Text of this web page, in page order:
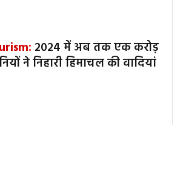
विनाश का आमंत्रण और
ने निहारी हिमाचल की वादियां